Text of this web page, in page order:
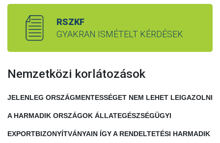
RSZKF
GYAKRAN ISMÉTELT KÉRDÉSEK
Nemzetközi korlátozások
JELENLEG ORSZÁGMENTESSÉGET NEM LEHET LEIGAZOLNI
A HARMADIK ORSZÁGOK ÁLLATEGÉSZSÉGÜGYI
EXPORTBIZONYÍTVÁNYAIN ÍGY A RENDELTETÉSI HARMADIK